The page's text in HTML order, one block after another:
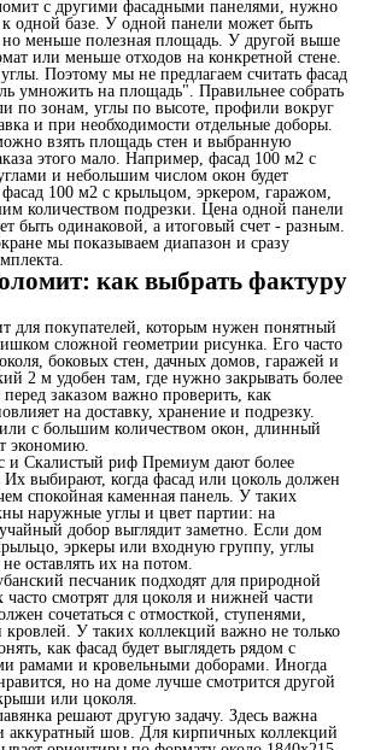
с другими фасадными панелями, нужно
одной базе. У одной панели может быть
меньше полезная площадь. У другой выше
или меньше отходов на конкретной стене.
Поэтому мы не предлагаем считать фасад
умножить на площадь". Правильнее собрать
по зонам, углы по высоте, профили вокруг
и при необходимости отдельные доборы.
взять площадь стен и выбранную
этого мало. Например, фасад 100 м2 с
и небольшим числом окон будет
фасад 100 м2 с крыльцом, эркером, гаражом,
количеством подрезки. Цена одной панели
быть одинаковой, а итоговый счет - разным.
мы показываем диапазон и сразу
как выбрать фактуру
для покупателей, которым нужен понятный
сложной геометрии рисунка. Его часто
боковых стен, дачных домов, гаражей и
2 м удобен там, где нужно закрывать более
заказом важно проверить, как
на доставку, хранение и подрезку.
или с большим количеством окон, длинный
экономию.
и Скалистый риф Премиум дают более
выбирают, когда фасад или цоколь должен
спокойная каменная панель. У таких
наружные углы и цвет партии: на
добор выглядит заметно. Если дом
эркеры или входную группу, углы
не оставлять их на потом.
песчаник подходят для природной
смотрят для цоколя и нижней части
сочетаться с отмосткой, ступенями,
У таких коллекций важно не только
как фасад будет выглядеть рядом с
рамами и кровельными доборами. Иногда
но на доме лучше смотрится другой
или цоколя.
решают другую задачу. Здесь важна
аккуратный шов. Для кирпичных коллекций